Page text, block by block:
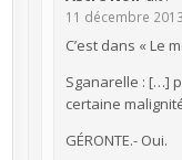
11 décembre
C’est dans « Le
Sganarelle : […]
certaine
GÉRONTE.- Oui.